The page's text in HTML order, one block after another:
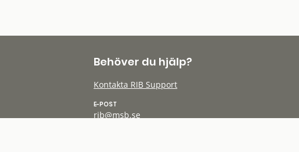
Behöver du hjälp?
Kontakta RIB Support
E-POST
rib@msb.se